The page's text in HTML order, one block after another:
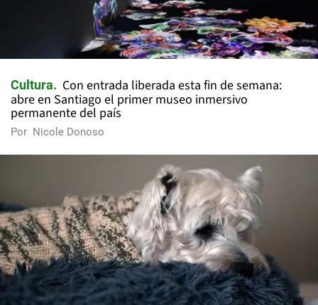
Cultura
Con entrada liberada esta fin de semana:
abre en Santiago el primer museo inmersivo
permanente del país
Por Nicole Donoso